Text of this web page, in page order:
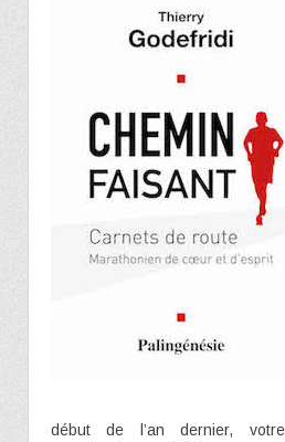
début de l’an dernier,